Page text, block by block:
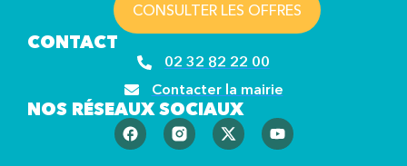
CONSULTER LES OFFRES
CONTACT
02 32 82 22 00
Contacter la mairie
NOS RÉSEAUX SOCIAUX